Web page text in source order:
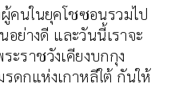
คนในยุคโชซอนรวมไป
อย่างดี และวันนี้เราจะ
ราชวังเคียงบกกุง
รดกแห่งเกาหลีใต้ กันให้